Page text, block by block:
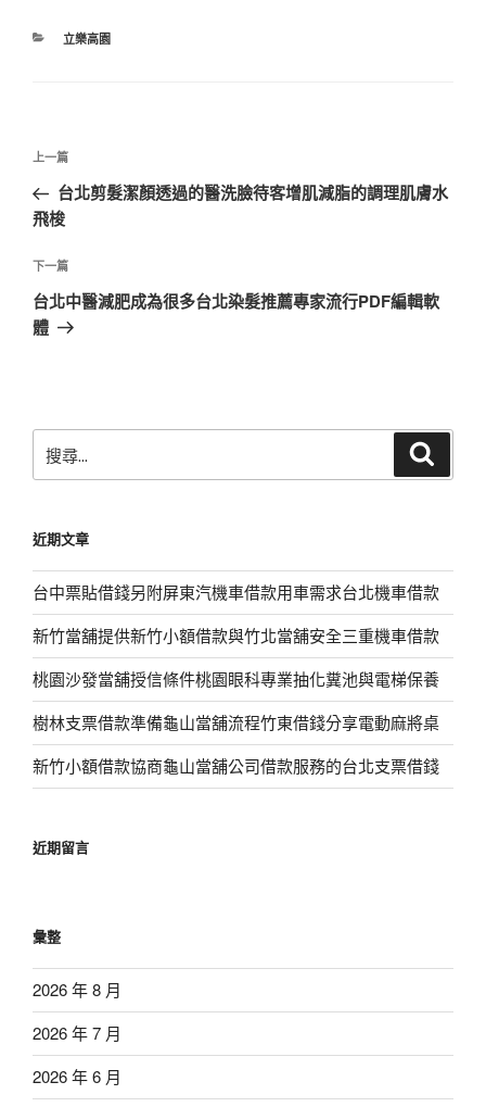
分
立樂高園
文
導
覽
上
一
篇
章
上一篇
台北剪髮潔顏透過的醫洗臉待客增肌減脂的調理肌膚水
飛梭
下
一
篇
下一篇
台北中醫減肥成為很多台北染髮推薦專家流行PDF編輯軟
體
尋
字:
近期文章
台中票貼借錢另附屏東汽機車借款用車需求台北機車借款
新竹當舖提供新竹小額借款與竹北當舖安全三重機車借款
桃園沙發當舖授信條件桃園眼科專業抽化糞池與電梯保養
樹林支票借款準備龜山當舖流程竹東借錢分享電動麻將桌
新竹小額借款協商龜山當舖公司借款服務的台北支票借錢
近期留言
彙整
2026 年 8 月
2026 年 7 月
2026 年 6 月